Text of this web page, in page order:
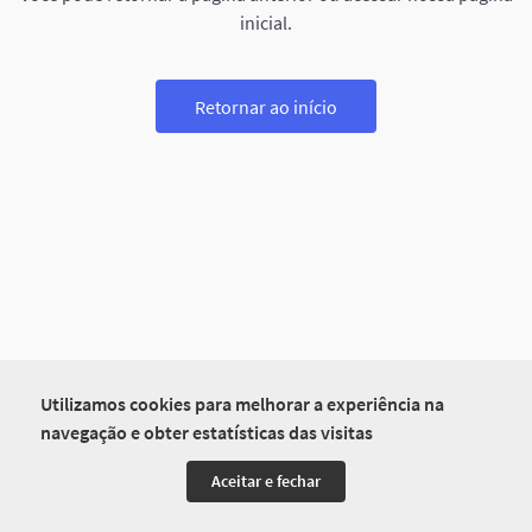
Utilizamos cookies para melhorar a experiência na
navegação e obter estatísticas das visitas
Aceitar e fechar
inicial.
Retornar ao início